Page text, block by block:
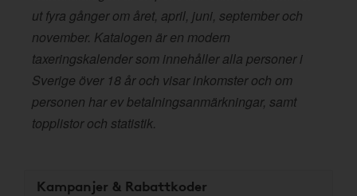
ut fyra gånger om året, april, juni, september och
november. Katalogen är en modern
taxeringskalender som innehåller alla personer i
Sverige över 18 år och visar inkomster och om
personen har ev betalningsanmärkningar, samt
topplistor och statistik.
Kampanjer & Rabattkoder